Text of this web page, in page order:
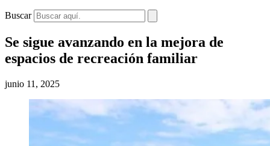
Buscar
Se sigue avanzando en la mejora de
espacios de recreación familiar
junio 11, 2025